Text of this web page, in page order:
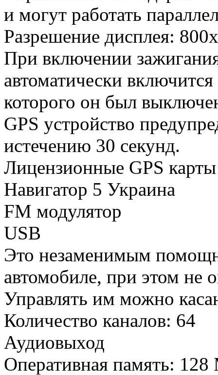
и могут работать
Разрешение дисплея:
При включении
автоматически
которого он был
GPS устройство
истечению 30 секунд.
Лицензионные GPS
Навигатор 5 Украина
FM модулятор
USB
Это незаменимым
автомобиле, при этом не
Управлять им можно
Количество каналов: 64
Аудиовыход
Оперативная память: